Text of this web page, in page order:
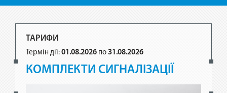
ТАРИФИ
Термін дії: 01.08.2026 по 31.08.2026
КОМПЛЕКТИ СИГНАЛІЗАЦІЇ